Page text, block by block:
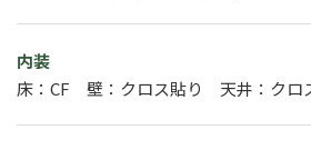
内装
床：CF 壁：クロス貼り 天井：クロ